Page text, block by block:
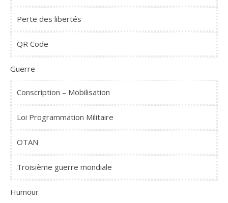
Perte des libertés
QR Code
Guerre
Conscription – Mobilisation
Loi Programmation Militaire
OTAN
Troisième guerre mondiale
Humour